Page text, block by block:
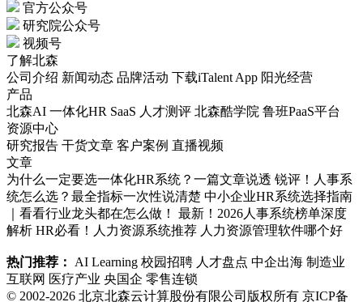
官方公众号
研究院公众号
视频号
了解北森
公司介绍 新闻动态 品牌活动 下载iTalent App 阳光经营
产品
北森AI 一体化HR SaaS 人才测评 北森酷学院 鲁班PaaS平台
资源中心
研究报告 干货文章 客户案例 直播视频
文章
为什么一定要选一体化HR系统？一篇文章说透 锐评！人事系
统怎么选？最全指标一次性说清楚 中小企业HR系统选择指南
｜看看行业龙头都在怎么做！
最新！2026人事系统榜单深度
解析 HR必看！人力资源系统推荐 人力资源管理软件哪个好
热门推荐： AI Learning 校园招聘 人才盘点 中企出海 制造业
互联网 医疗产业 央国企 零售连锁
© 2002-2026 北京北森云计算股份有限公司版权所有 京ICP备